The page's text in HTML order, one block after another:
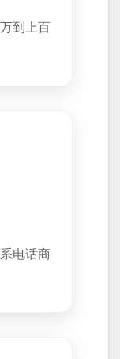
到上百
电话商